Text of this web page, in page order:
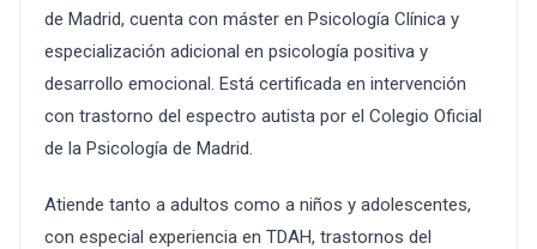
de Madrid, cuenta con máster en Psicología Clínica y
especialización adicional en psicología positiva y
desarrollo emocional. Está certificada en intervención
con trastorno del espectro autista por el Colegio Oficial
de la Psicología de Madrid.
Atiende tanto a adultos como a niños y adolescentes,
con especial experiencia en TDAH, trastornos del